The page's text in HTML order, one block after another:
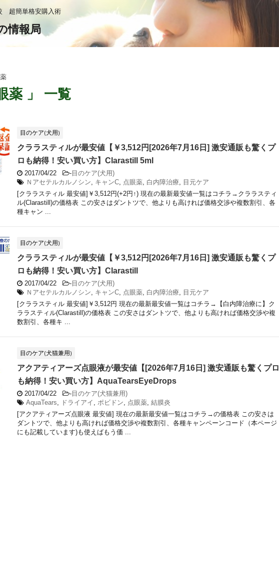
超簡単格安購入術
情報局
薬 」 一覧
目のケア(犬用)
クララスティルが最安値【￥3,512円[2026年7月16日] 激安通販も驚くプ
ロも納得！安い買い方】Clarastill 5ml
2017/04/22 -目のケア(犬用)
Ｎアセテルカルノシン, キャンC, 点眼薬, 白内障治療, 目元ケア
[クララスティル 最安値]￥3,512円(+2円↑) 現在の最新最安値一覧はコチラ→クララスティ
ル(Clarastill)の価格表 この安さはダントツで、他よりも高ければ価格交渉や複数割引、各
種キャン ...
目のケア(犬用)
クララスティルが最安値【￥3,512円[2026年7月16日] 激安通販も驚くプ
ロも納得！安い買い方】Clarastill
2017/04/22 -目のケア(犬用)
Ｎアセテルカルノシン, キャンC, 点眼薬, 白内障治療, 目元ケア
[クララスティル 最安値]￥3,512円 現在の最新最安値一覧はコチラ→【白内障治療に】ク
ララスティル(Clarastill)の価格表 この安さはダントツで、他よりも高ければ価格交渉や複
数割引、各種キ ...
目のケア(犬猫兼用)
アクアティアーズ点眼液が最安値【[2026年7月16日] 激安通販も驚くプロ
も納得！安い買い方】AquaTearsEyeDrops
2017/04/22 -目のケア(犬猫兼用)
AquaTears, ドライアイ , ポビドン, 点眼薬, 結膜炎
[アクアティアーズ点眼液 最安値] 現在の最新最安値一覧はコチラ→の価格表 この安さは
ダントツで、他よりも高ければ価格交渉や複数割引、各種キャンペーンコード（本ページ
にも記載しています)も使えばもう価 ...